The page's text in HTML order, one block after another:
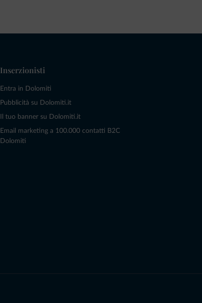
Inserzionisti
Entra in Dolomiti
Pubblicità su Dolomiti.it
Il tuo banner su Dolomiti.it
Email marketing a 100.000 contatti B2C
Dolomiti